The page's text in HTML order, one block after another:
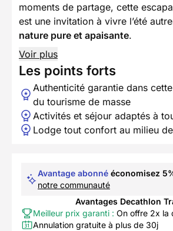
moments de partage, cette
est une invitation à vivre l’été
nature pure et apaisante.
Voir plus
Les points forts
Authenticité garantie dans
du tourisme de masse
Activités et séjour adaptés à
Lodge tout confort au milieu
Avantage abonné économisez
notre communauté
Avantages Decathlon
Meilleur prix garanti : On offre 2x la
Annulation gratuite à plus de 30j